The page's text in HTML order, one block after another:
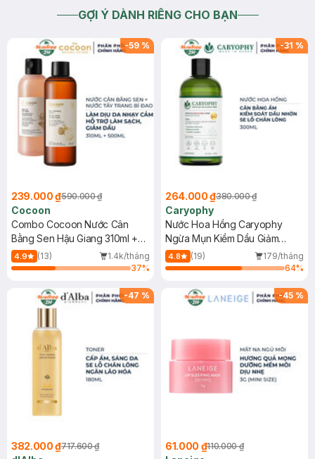
GỢI Ý DÀNH RIÊNG CHO BẠN
-59 %
239.000 ₫590.000 ₫
Cocoon
Combo Cocoon Nước Cân
Bằng Sen Hậu Giang 310ml +
Nước Tẩy Trang Bí Đao 500ml
4.9 (13)
1.4k/tháng
37%
-31 %
264.000 ₫380.000 ₫
Caryophy
Nước Hoa Hồng Caryophy
Ngừa Mụn Kiềm Dầu Giảm
Thâm 300ml
4.8 (19)
179/tháng
64%
-47 %
382.000 ₫717.600 ₫
-45 %
61.000 ₫110.000 ₫